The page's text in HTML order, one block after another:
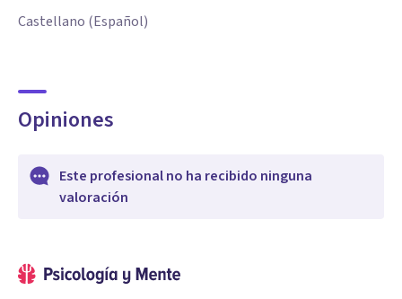
Castellano (Español)
Opiniones
Este profesional no ha recibido ninguna
valoración